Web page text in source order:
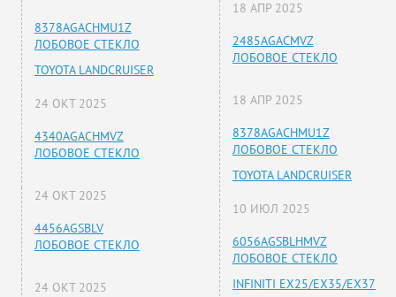
8378AGACHMU1Z
ЛОБОВОЕ СТЕКЛО
TOYOTA LANDCRUISER
24 ОКТ 2025
4340AGACHMVZ
ЛОБОВОЕ СТЕКЛО
24 ОКТ 2025
4456AGSBLV
ЛОБОВОЕ СТЕКЛО
24 ОКТ 2025
18 АПР 2025
2485AGACMVZ
ЛОБОВОЕ СТЕКЛО
18 АПР 2025
8378AGACHMU1Z
ЛОБОВОЕ СТЕКЛО
TOYOTA LANDCRUISER
10 ИЮЛ 2025
6056AGSBLHMVZ
ЛОБОВОЕ СТЕКЛО
INFINITI EX25/EX35/EX37